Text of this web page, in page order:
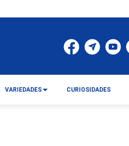
VARIEDADES CURIOSIDADES